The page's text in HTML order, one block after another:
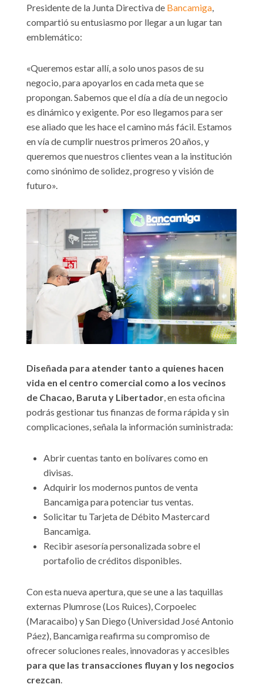
Presidente de la Junta Directiva de Bancamiga,
compartió su entusiasmo por llegar a un lugar tan
emblemático:
«Queremos estar allí, a solo unos pasos de su
negocio, para apoyarlos en cada meta que se
propongan. Sabemos que el día a día de un negocio
es dinámico y exigente. Por eso llegamos para ser
ese aliado que les hace el camino más fácil. Estamos
en vía de cumplir nuestros primeros 20 años, y
queremos que nuestros clientes vean a la institución
como sinónimo de solidez, progreso y visión de
futuro».
Diseñada para atender tanto a quienes hacen
vida en el centro comercial como a los vecinos
de Chacao, Baruta y Libertador , en esta oficina
podrás gestionar tus finanzas de forma rápida y sin
complicaciones, señala la información suministrada:
Abrir cuentas tanto en bolívares como en
divisas.
Adquirir los modernos puntos de venta
Bancamiga para potenciar tus ventas.
Solicitar tu Tarjeta de Débito Mastercard
Bancamiga.
Recibir asesoría personalizada sobre el
portafolio de créditos disponibles.
Con esta nueva apertura, que se une a las taquillas
externas Plumrose (Los Ruices), Corpoelec
(Maracaibo) y San Diego (Universidad José Antonio
Páez), Bancamiga reafirma su compromiso de
ofrecer soluciones reales, innovadoras y accesibles
para que las transacciones fluyan y los negocios
crezcan